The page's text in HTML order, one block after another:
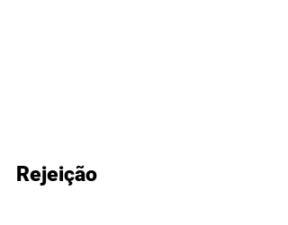
Rejeição